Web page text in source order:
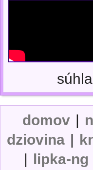
domov |
dziovina |
| lipka-ng